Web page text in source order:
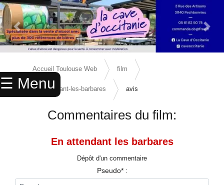
☰ Menu
× ACCUEIL
ANNUAIRE
Previous Slide Next
Accueil Toulouse Web film
en-attendant-les-barbares avis
Commentaires du film:
En attendant les barbares
Dépôt d'un commentaire
Pseudo* :